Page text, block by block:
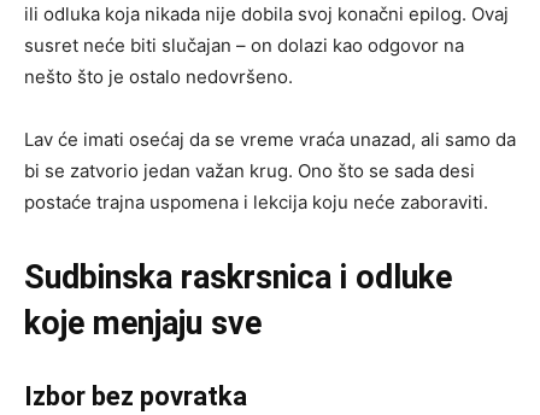
ili odluka koja nikada nije dobila svoj konačni epilog. Ovaj
susret neće biti slučajan – on dolazi kao odgovor na
nešto što je ostalo nedovršeno.
Lav će imati osećaj da se vreme vraća unazad, ali samo da
bi se zatvorio jedan važan krug. Ono što se sada desi
postaće trajna uspomena i lekcija koju neće zaboraviti.
Sudbinska raskrsnica i odluke
koje menjaju sve
Izbor bez povratka